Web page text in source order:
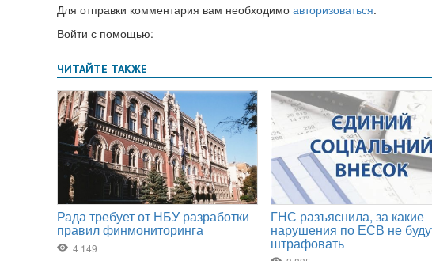
Для отправки комментария вам необходимо авторизоваться.
Войти с помощью: